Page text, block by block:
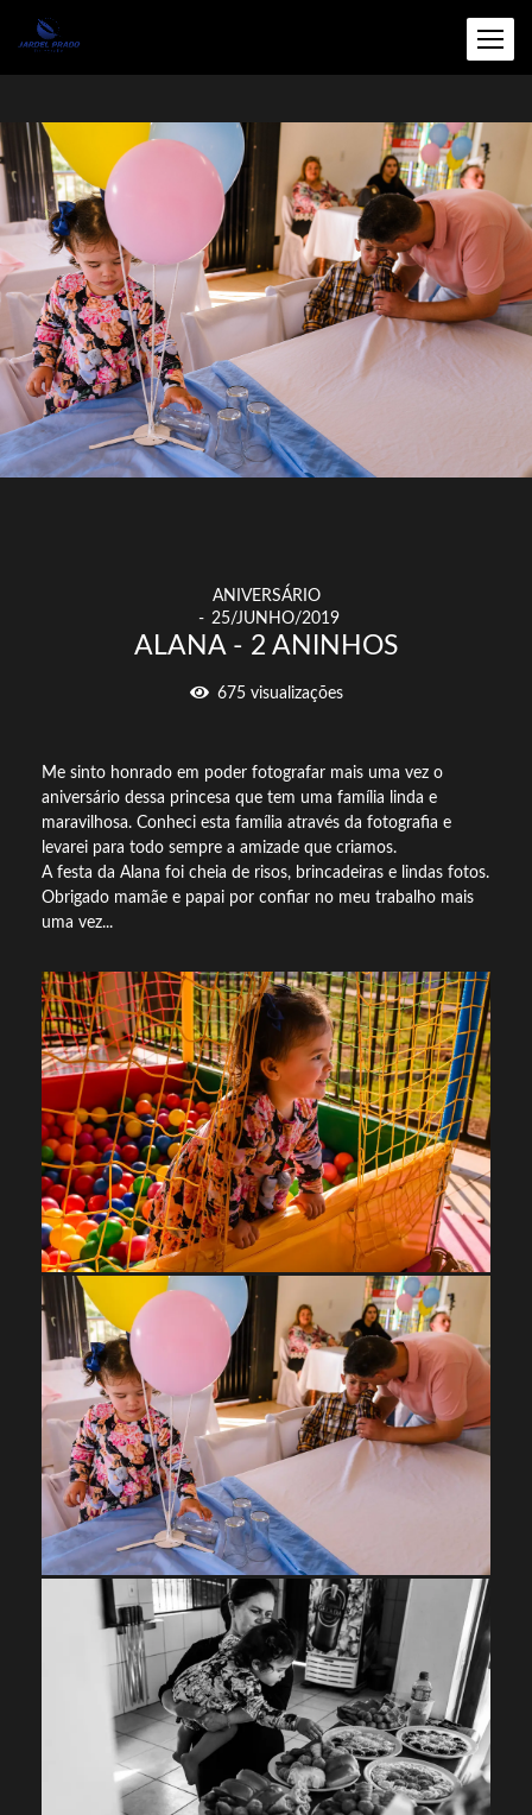
ANIVERSÁRIO
25/JUNHO/2019
ALANA - 2 ANINHOS
675visualizações
Me sinto honrado em poder fotografar mais uma vez o
aniversário dessa princesa que tem uma família linda e
maravilhosa. Conheci esta família através da fotografia e
levarei para todo sempre a amizade que criamos.
A festa da Alana foi cheia de risos, brincadeiras e lindas fotos.
Obrigado mamãe e papai por confiar no meu trabalho mais
uma vez...